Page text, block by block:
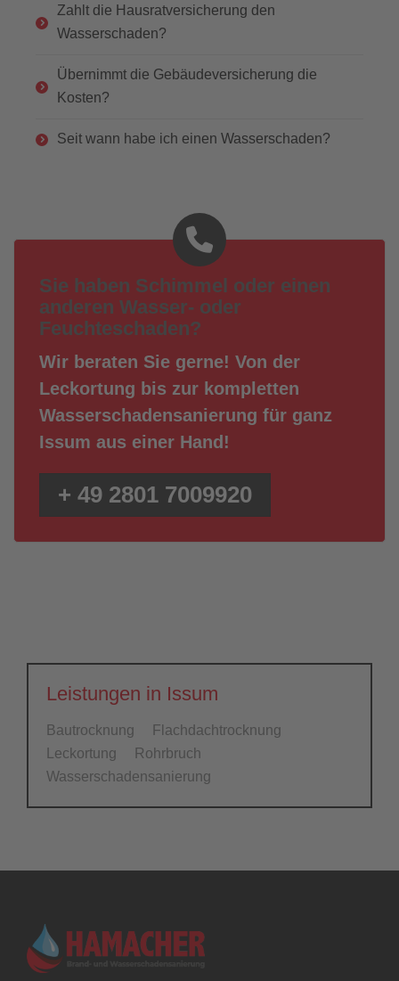
Zahlt die Hausratversicherung den
Wasserschaden?
Übernimmt die Gebäudeversicherung die
Kosten?
Seit wann habe ich einen Wasserschaden?
Sie haben Schimmel oder einen
anderen Wasser- oder
Feuchteschaden?
Wir beraten Sie gerne! Von der
Leckortung bis zur kompletten
Wasserschadensanierung für ganz
Issum aus einer Hand!
+ 49 2801 7009920
Leistungen in Issum
Bautrocknung
Flachdachtrocknung
Leckortung
Rohrbruch
Wasserschadensanierung